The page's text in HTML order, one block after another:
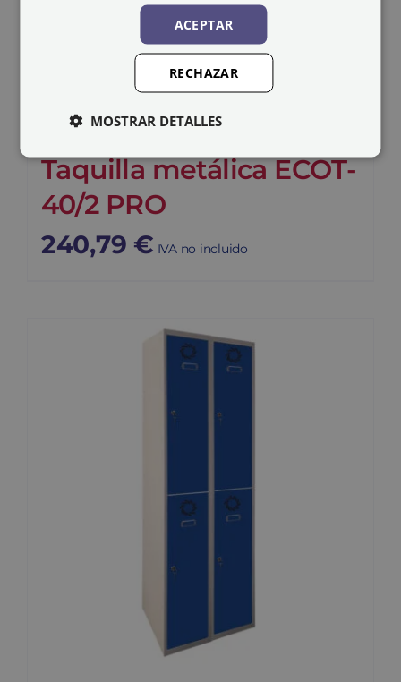
Taquilla metálica ECOT-
40/2 PRO
240,79 € IVA no incluido
ACEPTAR
RECHAZAR
MOSTRAR DETALLES